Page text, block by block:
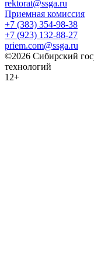
rektorat@ssga.ru
Приемная комиссия
+7 (383) 354-98-38
+7 (923) 132-88-27
priem.com@ssga.ru
©2026 Сибирский
технологий
12+